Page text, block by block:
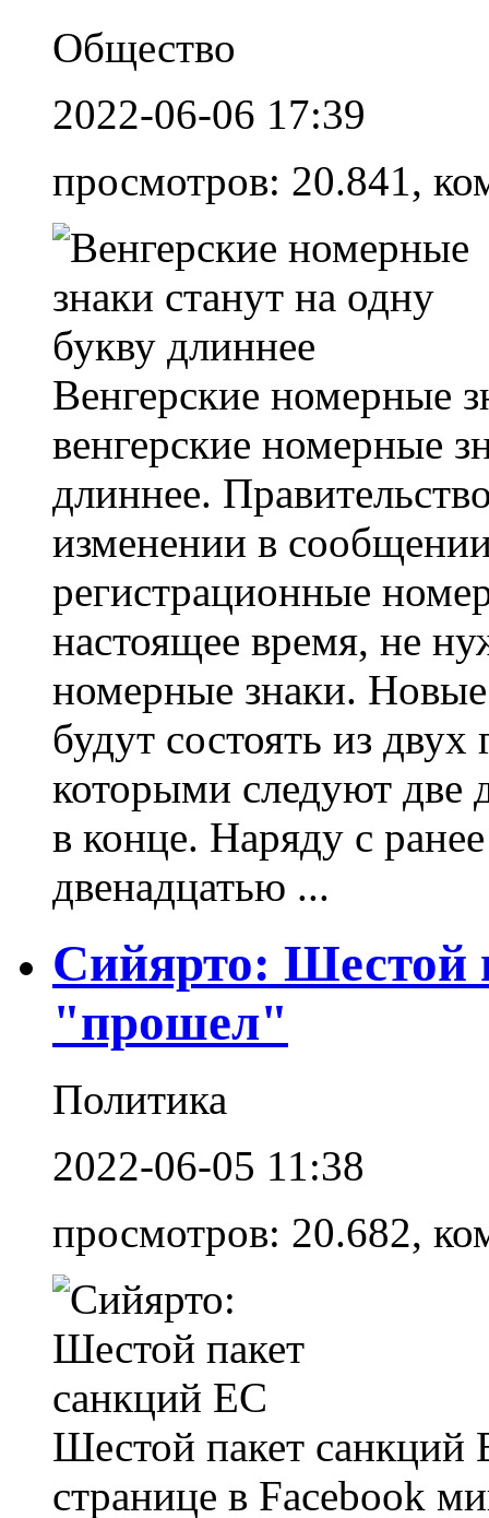
Общество
2022-06-06 17:39
просмотров: 20.841,
Венгерские номерные
венгерские номерные
длиннее.
изменении в
регистрационные
настоящее время, не
номерные знаки.
будут состоять из
которыми следуют две
в конце. Наряду с
двенадцатью ...
Сийярто: Шестой
"прошел"
Политика
2022-06-05 11:38
просмотров: 20.682,
Шестой пакет санкций
странице в Facebook